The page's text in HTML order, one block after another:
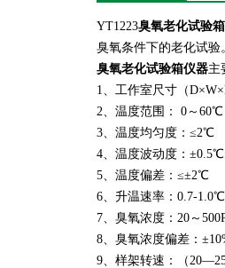
YT1223臭氧老化试验
臭氧条件下的老化试验
臭氧老化试验箱仪器主
1、工作室尺寸（
2、温度范围： 0～60℃
3、温度均匀度：≤2℃
4、温度波动度：
5、温度偏差：≤±2℃
6、升温速率：0.7-
7、臭氧浓度：20～
8、臭氧浓度偏差：
9、样架转速：（